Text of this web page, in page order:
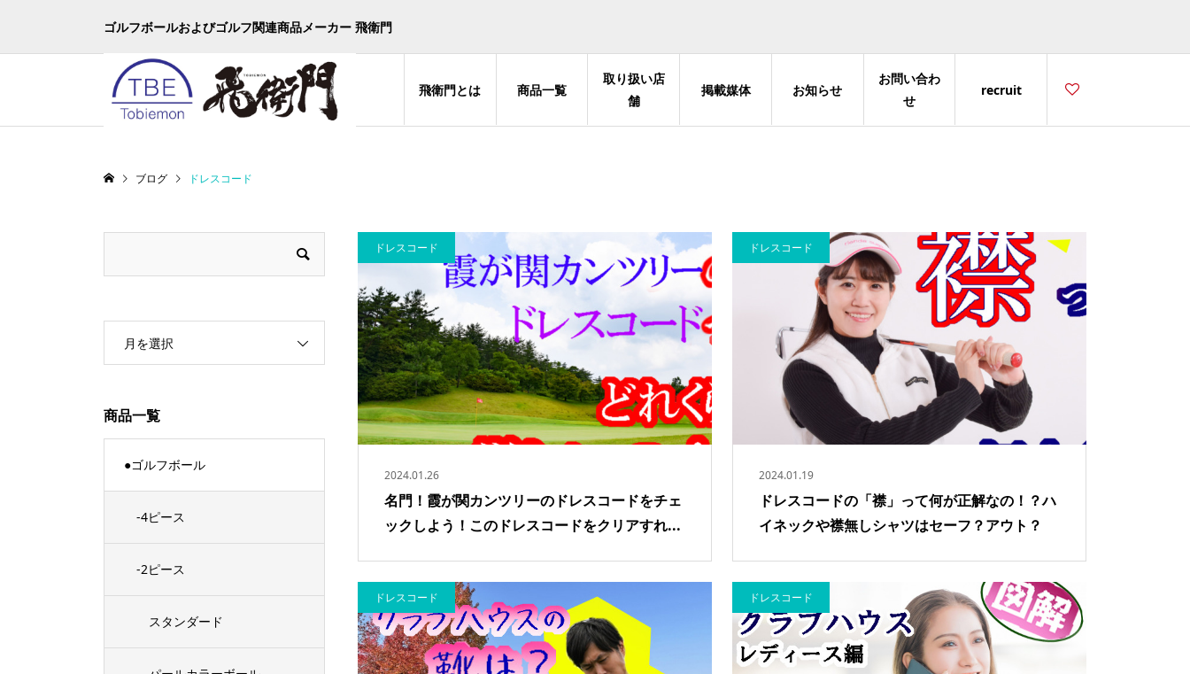
ゴルフボールおよびゴルフ関連商品メーカー 飛衛門
飛衛門とは 商品一覧
取り扱い店
舗
掲載媒体 お知らせ
お問い合わ
せ
recruit
ブログ ドレスコード
2024.01.26
名門！霞が関カンツリーのドレスコードをチェ
ックしよう！このドレスコードをクリアすれ...
ドレスコード
2024.01.19
ドレスコードの「襟」って何が正解なの！？ハ
イネックや襟無しシャツはセーフ？アウト？
ドレスコード
ドレスコード ドレスコード
月を選択
商品一覧
●ゴルフボール
-4ピース
-2ピース
スタンダード